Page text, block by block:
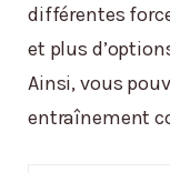
différentes
et plus
Ainsi, vous
entraînement